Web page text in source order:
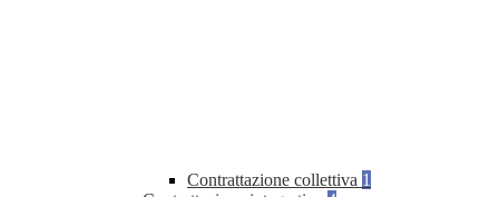
Contrattazione collettiva 1